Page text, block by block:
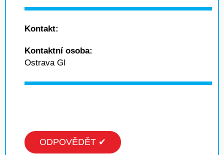
Kontakt:
Kontaktní osoba:
Ostrava GI
ODPOVĚDĚT ✔